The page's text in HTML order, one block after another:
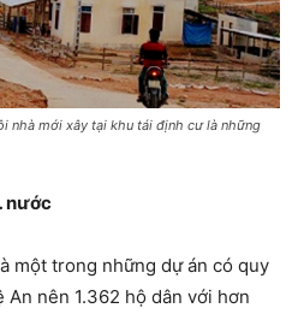
nhà mới xây tại khu tái định cư là những
nước
một trong những dự án có quy
nên 1.362 hộ dân với hơn